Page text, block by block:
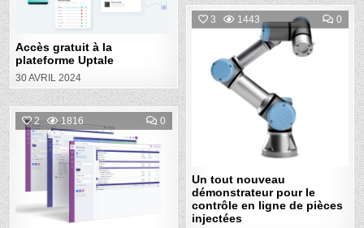
Accès gratuit à la
plateforme Uptale
30 AVRIL 2024
3 1443 0
ON
UN
Posted
in
Un tout nouveau
démonstrateur pour le
contrôle en ligne de pièces
injectées
2 1816 0COMMENT
ON
IOT
MAGIC
BUILDER
PLATEFORME
INTERNET
DES
OBJETS
Posted
in